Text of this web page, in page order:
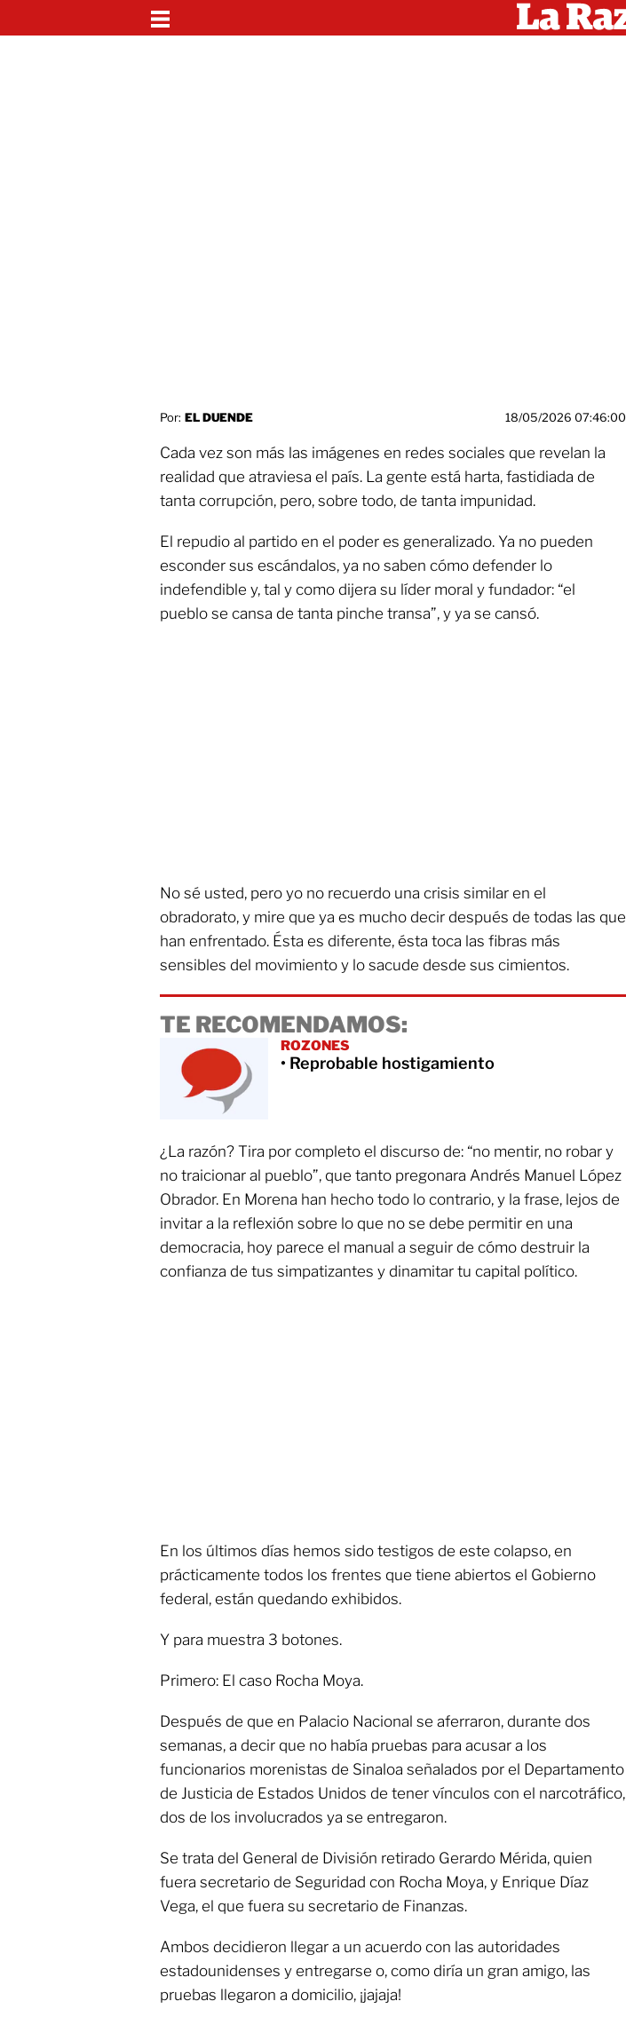
Por: EL DUENDE 18/05/2026 07:46:00
Cada vez son más las imágenes en redes sociales que revelan la
realidad que atraviesa el país. La gente está harta, fastidiada de
tanta corrupción, pero, sobre todo, de tanta impunidad.
El repudio al partido en el poder es generalizado. Ya no pueden
esconder sus escándalos, ya no saben cómo defender lo
indefendible y, tal y como dijera su líder moral y fundador: “el
pueblo se cansa de tanta pinche transa”, y ya se cansó.
No sé usted, pero yo no recuerdo una crisis similar en el
obradorato, y mire que ya es mucho decir después de todas las que
han enfrentado. Ésta es diferente, ésta toca las fibras más
sensibles del movimiento y lo sacude desde sus cimientos.
TE RECOMENDAMOS:
ROZONES
• Reprobable hostigamiento
¿La razón? Tira por completo el discurso de: “no mentir, no robar y
no traicionar al pueblo”, que tanto pregonara Andrés Manuel López
Obrador. En Morena han hecho todo lo contrario, y la frase, lejos de
invitar a la reflexión sobre lo que no se debe permitir en una
democracia, hoy parece el manual a seguir de cómo destruir la
confianza de tus simpatizantes y dinamitar tu capital político.
En los últimos días hemos sido testigos de este colapso, en
prácticamente todos los frentes que tiene abiertos el Gobierno
federal, están quedando exhibidos.
Y para muestra 3 botones.
Primero: El caso Rocha Moya.
Después de que en Palacio Nacional se aferraron, durante dos
semanas, a decir que no había pruebas para acusar a los
funcionarios morenistas de Sinaloa señalados por el Departamento
de Justicia de Estados Unidos de tener vínculos con el narcotráfico,
dos de los involucrados ya se entregaron.
Se trata del General de División retirado Gerardo Mérida, quien
fuera secretario de Seguridad con Rocha Moya, y Enrique Díaz
Vega, el que fuera su secretario de Finanzas.
Ambos decidieron llegar a un acuerdo con las autoridades
estadounidenses y entregarse o, como diría un gran amigo, las
pruebas llegaron a domicilio, ¡jajaja!